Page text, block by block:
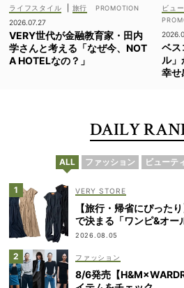
ライフスタイル
旅行
2026.07.27
VERY世代が金融教育家・田内
学さんと考える「なぜ今、NOT
A HOTELなの？」
ビュ
ベス
ル」
幸せ
DAILY
ALL ファッション ビューテ
VERY STORE
【旅行・帰省にぴった
で決まる「ワンピ&オー
2026.08.05
ファッション
8/6発売【